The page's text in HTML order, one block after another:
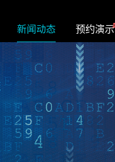
新闻动态 预约演示